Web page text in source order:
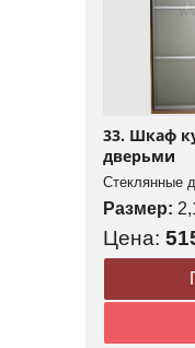
33. Шкаф
дверьми
Стеклянные
Размер:
Цена: